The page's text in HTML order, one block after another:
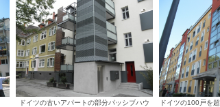
ドイツの古いアパートの部分パッシブハウ
ドイツの100戸を